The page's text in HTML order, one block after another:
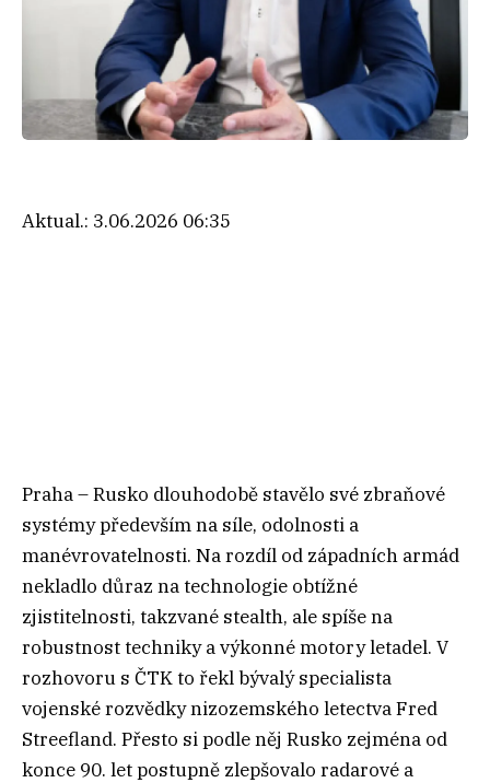
Aktual.: 3.06.2026 06:35
Praha – Rusko dlouhodobě stavělo své zbraňové
systémy především na síle, odolnosti a
manévrovatelnosti. Na rozdíl od západních armád
nekladlo důraz na technologie obtížné
zjistitelnosti, takzvané stealth, ale spíše na
robustnost techniky a výkonné motory letadel. V
rozhovoru s ČTK to řekl bývalý specialista
vojenské rozvědky nizozemského letectva Fred
Streefland. Přesto si podle něj Rusko zejména od
konce 90. let postupně zlepšovalo radarové a